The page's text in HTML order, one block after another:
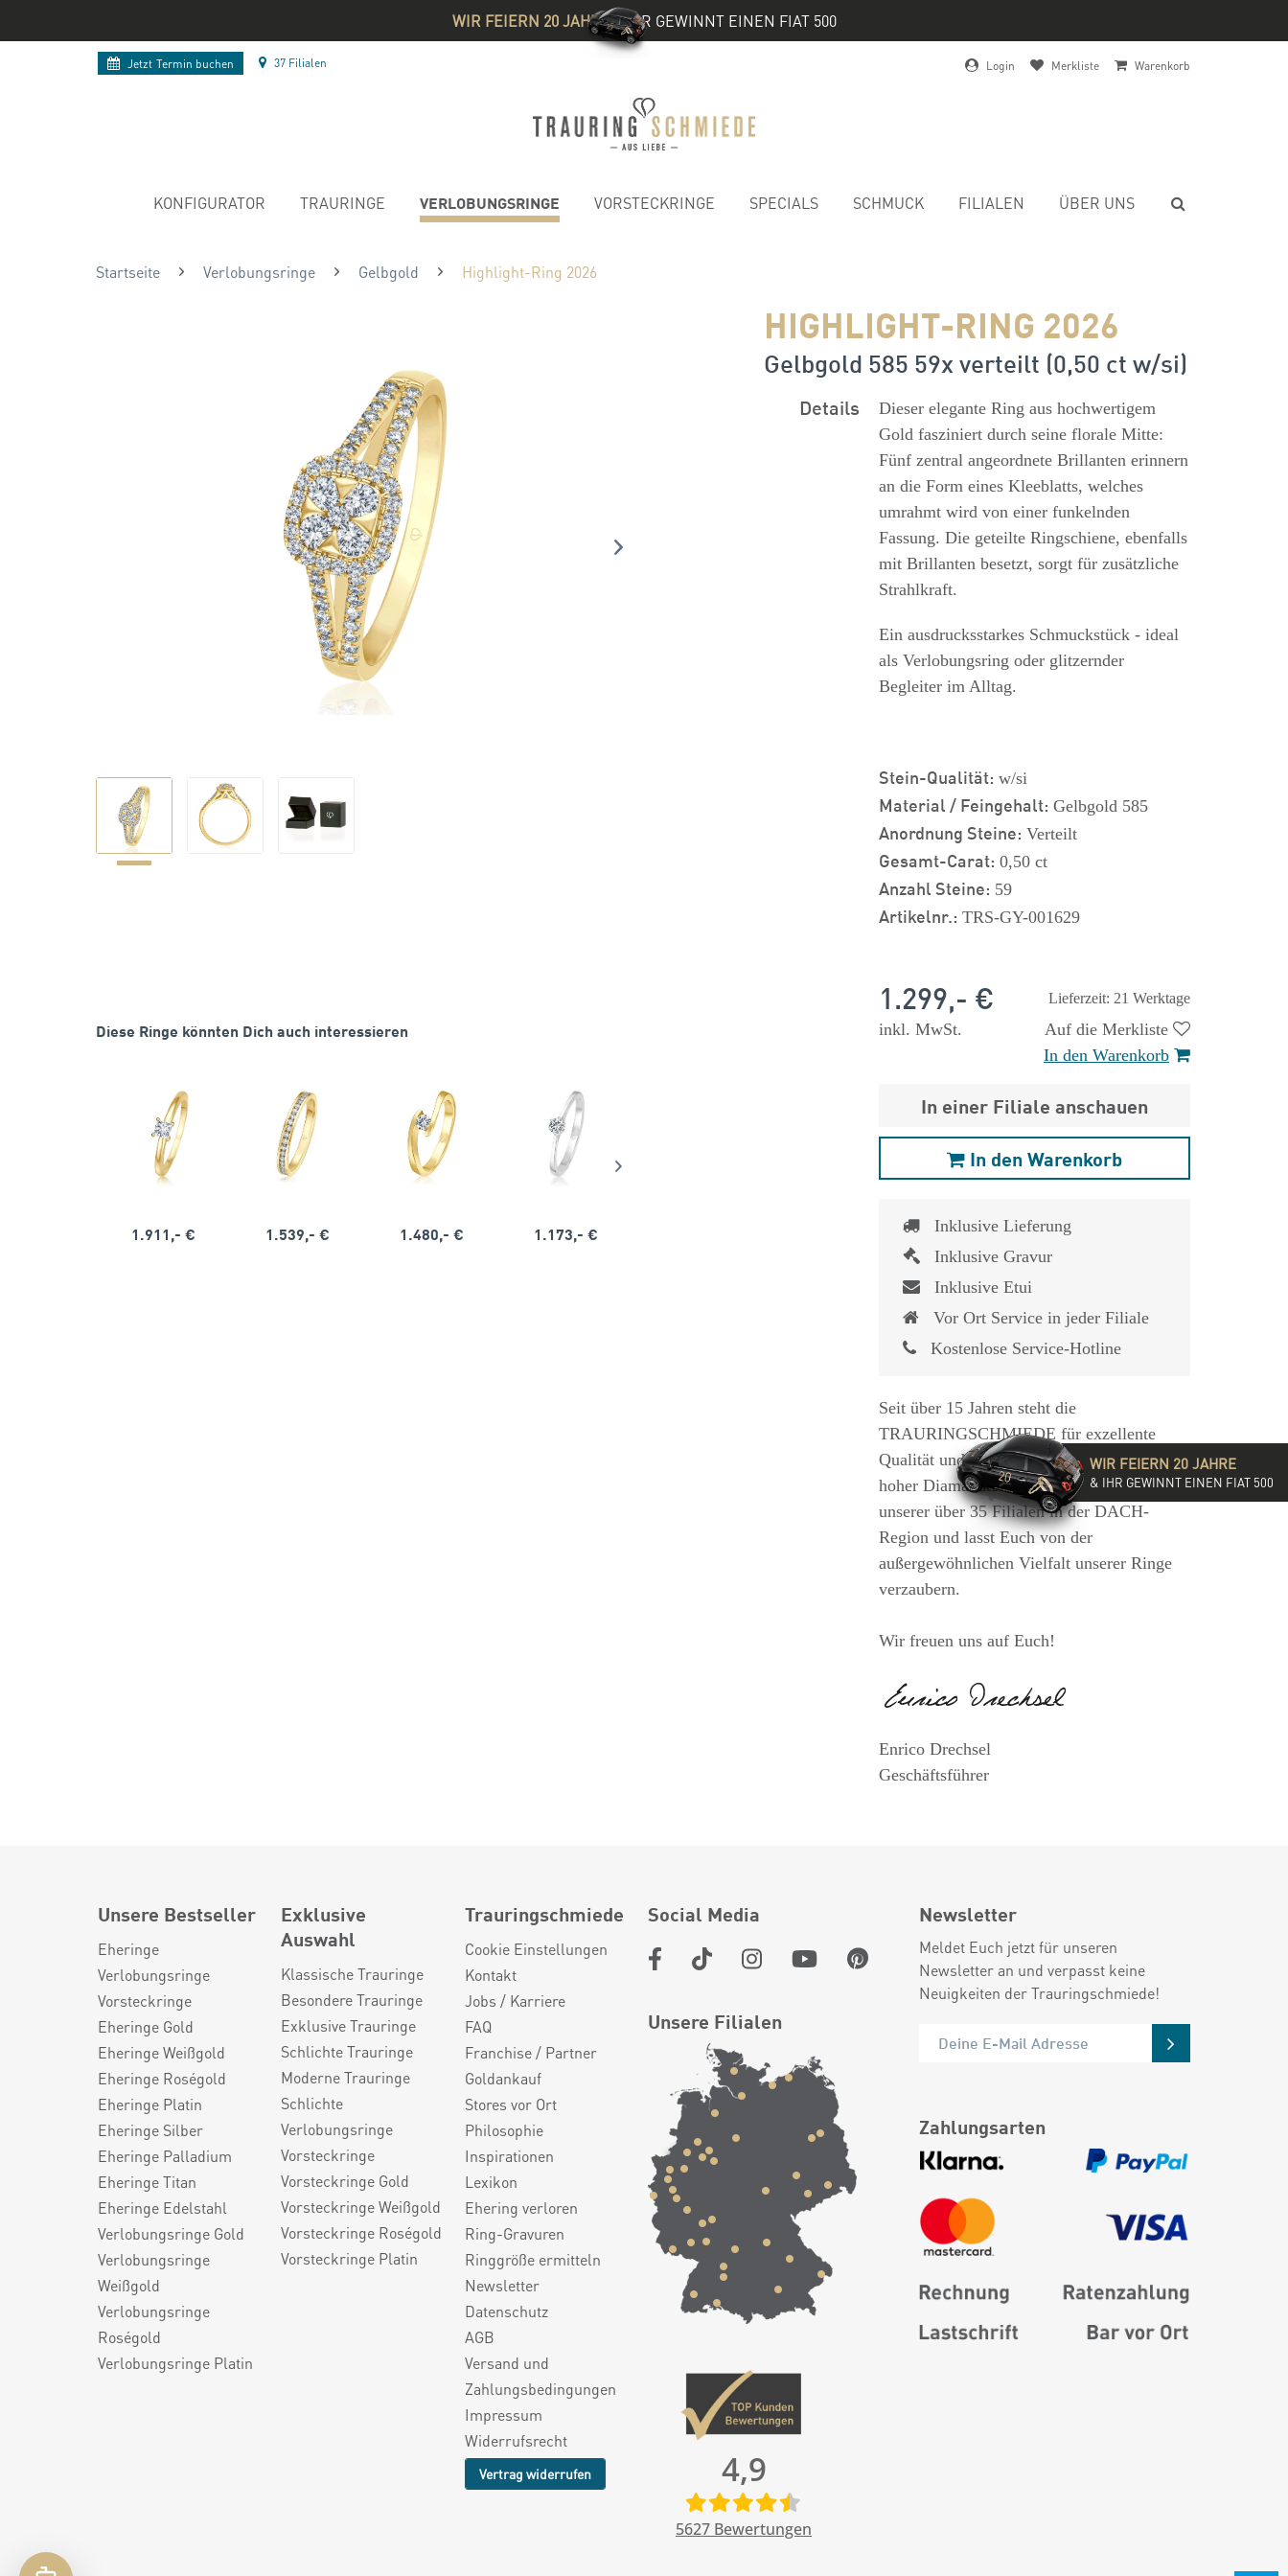
WIR FEIERN 20 JAHRE& IHR GEWINNT EINEN FIAT 500
Jetzt Termin buchen 37 Filialen Login Merkliste Warenkorb
KONFIGURATOR TRAURINGE VERLOBUNGSRINGE VORSTECKRINGE SPECIALS SCHMUCK FILIALEN ÜBER UNS
Startseite Verlobungsringe Gelbgold Highlight-Ring 2026
HIGHLIGHT-RING 2026
Gelbgold 585 59x verteilt (0,50 ct w/si)
Diese Ringe könnten Dich auch interessieren
1.911,- € 1.539,- € 1.480,- € 1.173,- € 1.825,- €
Details
Dieser elegante Ring aus hochwertigem
Gold fasziniert durch seine florale Mitte:
Fünf zentral angeordnete Brillanten erinnern
an die Form eines Kleeblatts, welches
umrahmt wird von einer funkelnden
Fassung. Die geteilte Ringschiene, ebenfalls
mit Brillanten besetzt, sorgt für zusätzliche
Strahlkraft.
Ein ausdrucksstarkes Schmuckstück - ideal
als Verlobungsring oder glitzernder
Begleiter im Alltag.
Stein-Qualität: w/si
Material / Feingehalt: Gelbgold 585
Anordnung Steine: Verteilt
Gesamt-Carat: 0,50 ct
Anzahl Steine: 59
Artikelnr.: TRS-GY-001629
Lieferzeit: 21 Werktage
1.299,- €
inkl. MwSt.
Auf die Merkliste
In den Warenkorb
In einer Filiale anschauen
In den Warenkorb
Inklusive Lieferung
Inklusive Gravur
Inklusive Etui
Vor Ort Service in jeder Filiale
Kostenlose Service-Hotline
Seit über 15 Jahren steht die
TRAURINGSCHMIEDE für exzellente
Qualität und hochwertige Beratung mit
hoher Diamantkompetenz. Besucht eine
unserer über 35 Filialen in der DACH-
Region und lasst Euch von der
außergewöhnlichen Vielfalt unserer Ringe
verzaubern.
Wir freuen uns auf Euch!
Enrico Drechsel
Geschäftsführer
Unsere Bestseller
Eheringe
Verlobungsringe
Vorsteckringe
Eheringe Gold
Eheringe Weißgold
Eheringe Roségold
Eheringe Platin
Eheringe Silber
Eheringe Palladium
Eheringe Titan
Eheringe Edelstahl
Verlobungsringe Gold
Verlobungsringe
Weißgold
Verlobungsringe
Roségold
Verlobungsringe Platin
Exklusive
Auswahl
Klassische Trauringe
Besondere Trauringe
Exklusive Trauringe
Schlichte Trauringe
Moderne Trauringe
Schlichte
Verlobungsringe
Vorsteckringe
Vorsteckringe Gold
Vorsteckringe Weißgold
Vorsteckringe Roségold
Vorsteckringe Platin
Trauringschmiede
Cookie Einstellungen
Kontakt
Jobs / Karriere
FAQ
Franchise / Partner
Goldankauf
Stores vor Ort
Philosophie
Inspirationen
Lexikon
Ehering verloren
Ring-Gravuren
Ringgröße ermitteln
Newsletter
Datenschutz
AGB
Versand und
Zahlungsbedingungen
Impressum
Widerrufsrecht
Vertrag widerrufen
Social Media
Unsere Filialen
4,9
5627 Bewertungen
Newsletter
Meldet Euch jetzt für unseren
Newsletter an und verpasst keine
Neuigkeiten der Trauringschmiede!
Zahlungsarten
WIR FEIERN 20 JAHRE
& IHR GEWINNT EINEN FIAT 500